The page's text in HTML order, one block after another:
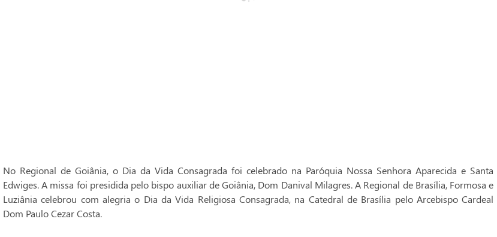
No Regional de Goiânia, o Dia da Vida Consagrada foi celebrado na Paróquia Nossa Senhora Aparecida e Santa
Edwiges. A missa foi presidida pelo bispo auxiliar de Goiânia, Dom Danival Milagres. A Regional de Brasília, Formosa e
Luziânia celebrou com alegria o Dia da Vida Religiosa Consagrada, na Catedral de Brasília pelo Arcebispo Cardeal
Dom Paulo Cezar Costa.